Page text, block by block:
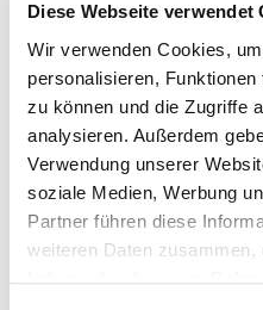
Diese Webseite verwendet
Wir verwenden Cookies,
personalisieren,
zu können und die Zugriffe
analysieren. Außerdem
Verwendung unserer
soziale Medien, Werbung
Partner führen diese
weiteren Daten zusammen,
Reflexionsfragen für
Zufriedenheit
Abschließend kannst du
Reflexionsfragen stellen:
Wie bewerte ich
Situation?
deine Finanzen,